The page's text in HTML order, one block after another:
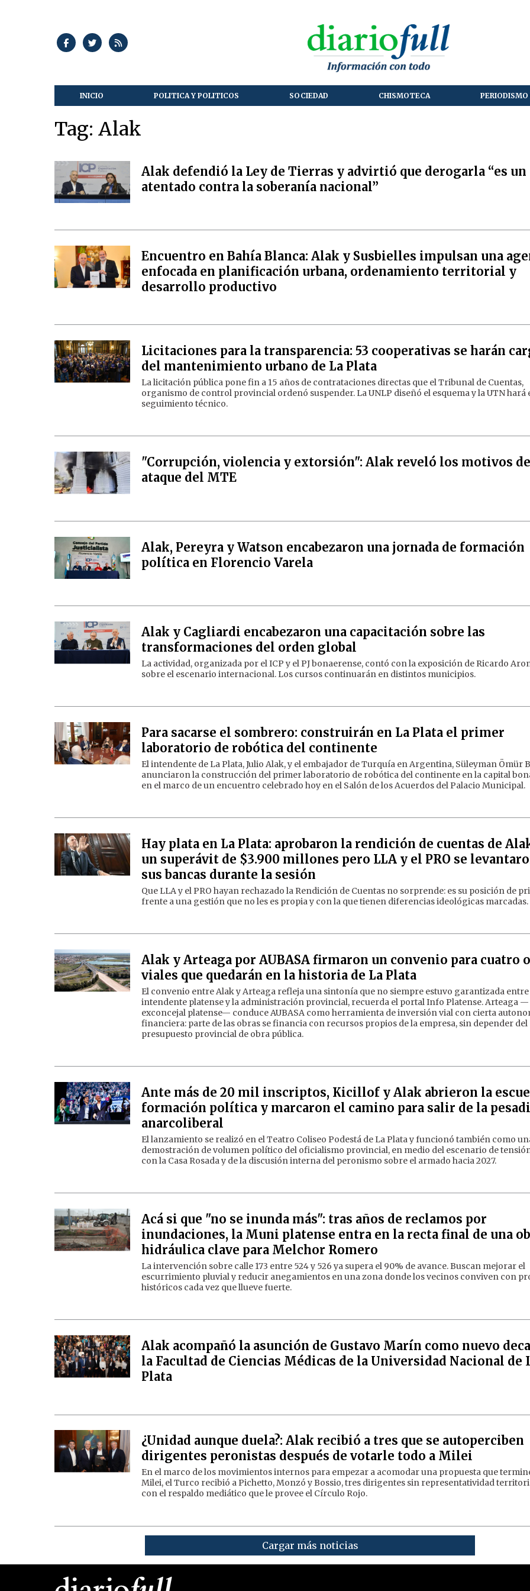
INICIO POLITICA Y POLITICOS SOCIEDAD CHISMOTECA PERIODISMO
Tag: Alak
Alak defendió la Ley de Tierras y advirtió que derogarla “es un
atentado contra la soberanía nacional”
Encuentro en Bahía Blanca: Alak y Susbielles impulsan una
enfocada en planificación urbana, ordenamiento territorial y
desarrollo productivo
Licitaciones para la transparencia: 53 cooperativas se harán
del mantenimiento urbano de La Plata
La licitación pública pone fin a 15 años de contrataciones directas que el Tribunal de Cuentas,
organismo de control provincial ordenó suspender. La UNLP diseñó el esquema y la UTN hará
seguimiento técnico.
"Corrupción, violencia y extorsión": Alak reveló los motivos
ataque del MTE
Alak, Pereyra y Watson encabezaron una jornada de formación
política en Florencio Varela
Alak y Cagliardi encabezaron una capacitación sobre las
transformaciones del orden global
La actividad, organizada por el ICP y el PJ bonaerense, contó con la exposición de Ricardo
sobre el escenario internacional. Los cursos continuarán en distintos municipios.
Para sacarse el sombrero: construirán en La Plata el primer
laboratorio de robótica del continente
El intendente de La Plata, Julio Alak, y el embajador de Turquía en Argentina, Süleyman Ömür
anunciaron la construcción del primer laboratorio de robótica del continente en la capital
en el marco de un encuentro celebrado hoy en el Salón de los Acuerdos del Palacio Municipal.
Hay plata en La Plata: aprobaron la rendición de cuentas de
un superávit de $3.900 millones pero LLA y el PRO se
sus bancas durante la sesión
Que LLA y el PRO hayan rechazado la Rendición de Cuentas no sorprende: es su posición de
frente a una gestión que no les es propia y con la que tienen diferencias ideológicas marcadas.
Alak y Arteaga por AUBASA firmaron un convenio para cuatro
viales que quedarán en la historia de La Plata
El convenio entre Alak y Arteaga refleja una sintonía que no siempre estuvo garantizada entre
intendente platense y la administración provincial, recuerda el portal Info Platense. Arteaga —
exconcejal platense— conduce AUBASA como herramienta de inversión vial con cierta
financiera: parte de las obras se financia con recursos propios de la empresa, sin depender del
presupuesto provincial de obra pública.
Ante más de 20 mil inscriptos, Kicillof y Alak abrieron la
formación política y marcaron el camino para salir de la
anarcoliberal
El lanzamiento se realizó en el Teatro Coliseo Podestá de La Plata y funcionó también como
demostración de volumen político del oficialismo provincial, en medio del escenario de
con la Casa Rosada y de la discusión interna del peronismo sobre el armado hacia 2027.
Acá si que "no se inunda más": tras años de reclamos por
inundaciones, la Muni platense entra en la recta final de una
hidráulica clave para Melchor Romero
La intervención sobre calle 173 entre 524 y 526 ya supera el 90% de avance. Buscan mejorar el
escurrimiento pluvial y reducir anegamientos en una zona donde los vecinos conviven con
históricos cada vez que llueve fuerte.
Alak acompañó la asunción de Gustavo Marín como nuevo
la Facultad de Ciencias Médicas de la Universidad Nacional de
Plata
¿Unidad aunque duela?: Alak recibió a tres que se autoperciben
dirigentes peronistas después de votarle todo a Milei
En el marco de los movimientos internos para empezar a acomodar una propuesta que
Milei, el Turco recibió a Pichetto, Monzó y Bossio, tres dirigentes sin representatividad
con el respaldo mediático que le provee el Círculo Rojo.
Cargar más noticias